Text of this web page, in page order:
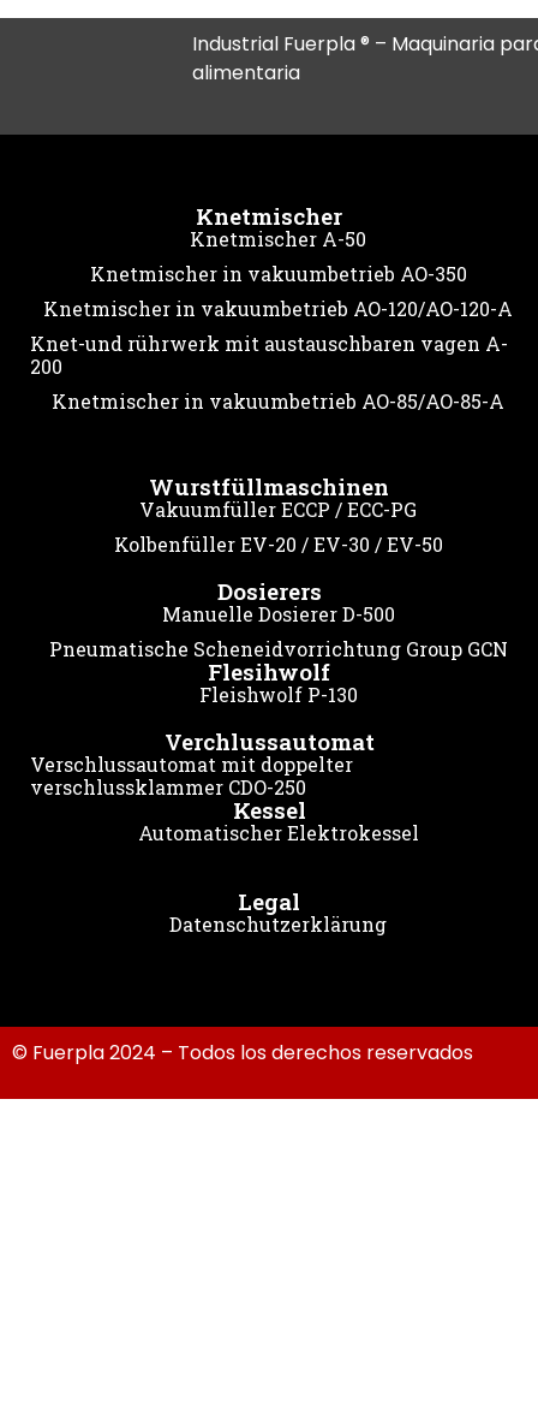
Industrial Fuerpla ® – Maquinaria
alimentaria
Knetmischer
Knetmischer A-50
Knetmischer in vakuumbetrieb AO-350
Knetmischer in vakuumbetrieb AO-120/AO-120-A
Knet-und rührwerk mit austauschbaren vagen A-
200
Knetmischer in vakuumbetrieb AO-85/AO-85-A
Wurstfüllmaschinen
Vakuumfüller ECCP / ECC-PG
Kolbenfüller EV-20 / EV-30 / EV-50
Dosierers
Manuelle Dosierer D-500
Pneumatische Scheneidvorrichtung Group GCN
Flesihwolf
Fleishwolf P-130
Verchlussautomat
Verschlussautomat mit doppelter
verschlussklammer CDO-250
Kessel
Automatischer Elektrokessel
Legal
Datenschutzerklärung
© Fuerpla 2024 – Todos los derechos reservados